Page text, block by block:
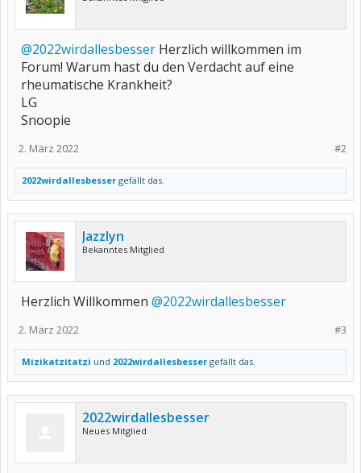
@2022wirdallesbesser Herzlich willkommen im
Forum! Warum hast du den Verdacht auf eine
rheumatische Krankheit?
LG
Snoopie
#2
2. März 2022
2022wirdallesbesser gefällt das.
Jazzlyn
Bekanntes Mitglied
Herzlich Willkommen @2022wirdallesbesser
#3
2. März 2022
Mizikatzitatzi und 2022wirdallesbesser gefällt das.
2022wirdallesbesser
Neues Mitglied